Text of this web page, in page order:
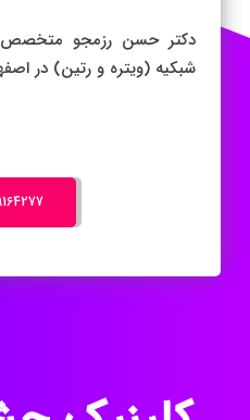
دکتر حسن رزمجو
شبکیه (ویتره و رتین) در